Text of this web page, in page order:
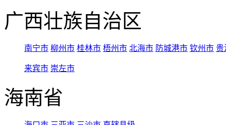
广西壮族自治区
南宁市 柳州市 桂林市 梧州市 北海市 防城港市 钦州市 贵
来宾市 崇左市
海南省